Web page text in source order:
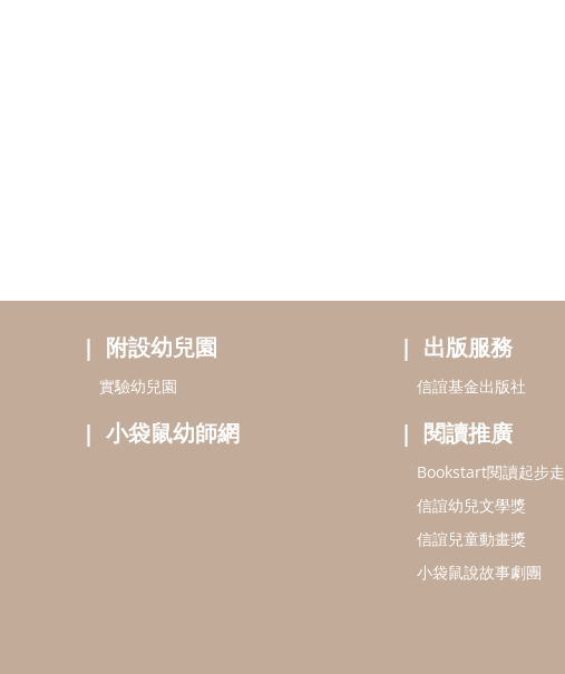
附設幼兒園
實驗幼兒園
小袋鼠幼師網
出版服務
信誼基金出版社
閱讀推廣
Bookstart閱讀起步走
信誼幼兒文學獎
信誼兒童動畫獎
小袋鼠說故事劇團